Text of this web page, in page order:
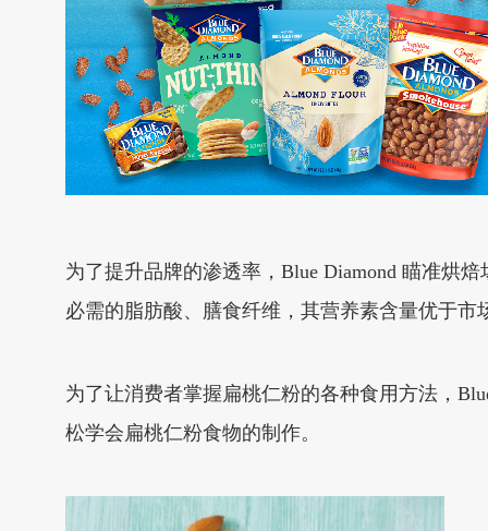
为了提升品牌的渗透率，Blue Diamond 瞄准烘
必需的脂肪酸、膳食纤维，其营养素含量优于
为了让消费者掌握扁桃仁粉的各种食用方法，
松学会扁桃仁粉食物的制作。